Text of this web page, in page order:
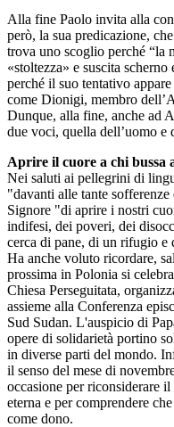
Alla fine Paolo invita alla
però, la sua predicazione,
trova uno scoglio perché “la
«stoltezza» e suscita
perché il suo tentativo
come Dionigi, membro
Dunque, alla fine, anche ad
due voci, quella dell’uomo e
Aprire il cuore a chi bussa
Nei saluti ai pellegrini di
"davanti alle tante
Signore "di aprire i nostri
indifesi, dei poveri, dei
cerca di pane, di un rifugio e
Ha anche voluto ricordare,
prossima in Polonia si
Chiesa Perseguitata,
assieme alla Conferenza
Sud Sudan. L'auspicio di
opere di solidarietà portino
in diverse parti del mondo.
il senso del mese di
occasione per riconsiderare
eterna e per comprendere
come dono.